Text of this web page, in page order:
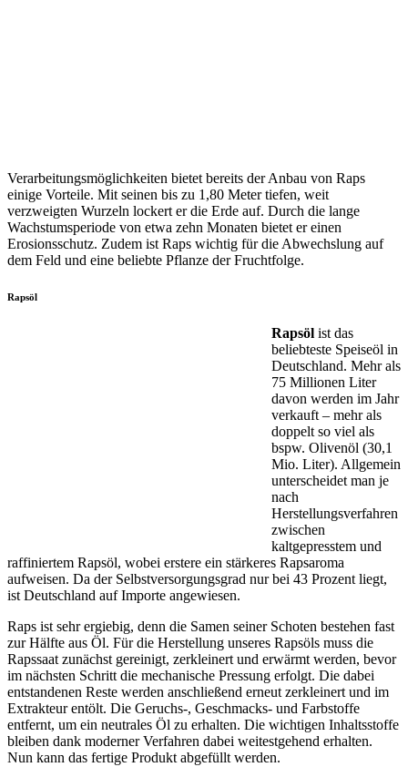
Verarbeitungsmöglichkeiten bietet bereits der Anbau von Raps
einige Vorteile. Mit seinen bis zu 1,80 Meter tiefen, weit
verzweigten Wurzeln lockert er die Erde auf. Durch die lange
Wachstumsperiode von etwa zehn Monaten bietet er einen
Erosionsschutz. Zudem ist Raps wichtig für die Abwechslung auf
dem Feld und eine beliebte Pflanze der Fruchtfolge.
Rapsöl
Rapsöl ist das
beliebteste Speiseöl in
Deutschland. Mehr als
75 Millionen Liter
davon werden im Jahr
verkauft – mehr als
doppelt so viel als
bspw. Olivenöl (30,1
Mio. Liter). Allgemein
unterscheidet man je
nach
Herstellungsverfahren
zwischen
kaltgepresstem und
raffiniertem Rapsöl, wobei erstere ein stärkeres Rapsaroma
aufweisen. Da der Selbstversorgungsgrad nur bei 43 Prozent liegt,
ist Deutschland auf Importe angewiesen.
Raps ist sehr ergiebig, denn die Samen seiner Schoten bestehen fast
zur Hälfte aus Öl. Für die Herstellung unseres Rapsöls muss die
Rapssaat zunächst gereinigt, zerkleinert und erwärmt werden, bevor
im nächsten Schritt die mechanische Pressung erfolgt. Die dabei
entstandenen Reste werden anschließend erneut zerkleinert und im
Extrakteur entölt. Die Geruchs-, Geschmacks- und Farbstoffe
entfernt, um ein neutrales Öl zu erhalten. Die wichtigen Inhaltsstoffe
bleiben dank moderner Verfahren dabei weitestgehend erhalten.
Nun kann das fertige Produkt abgefüllt werden.